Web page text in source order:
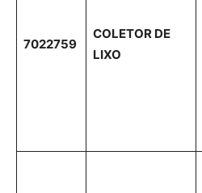
7022759
COLETOR DE
LIXO